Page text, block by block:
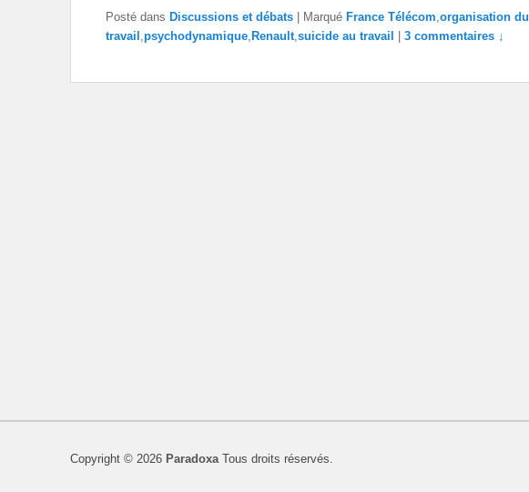
Posté dans Discussions et débats Marqué France Télécom organisation du
travail psychodynamique Renault suicide au travail 3 commentaires ↓
Copyright © 2026 ParadoxaTous droits réservés.